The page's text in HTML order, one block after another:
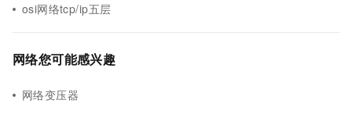
osi网络tcp/ip五层
网络您可能感兴趣
网络变压器